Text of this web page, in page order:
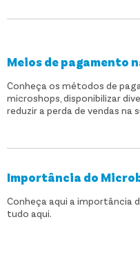
Meios de pagamento
Conheça os métodos de
microshops, disponibilizar
reduzir a perda de vendas na
Importância do
Conheça aqui a importância
tudo aqui.